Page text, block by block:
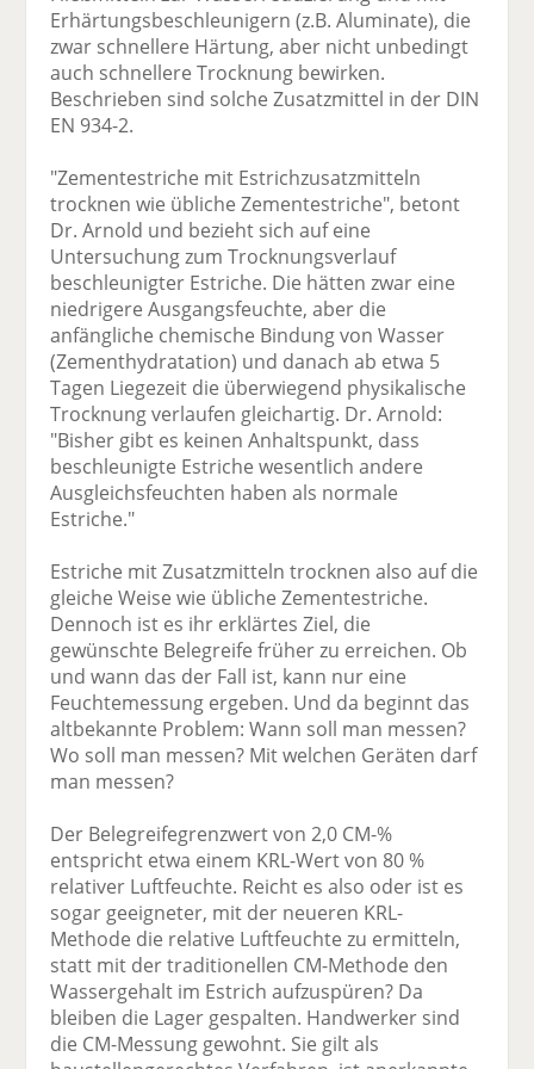
Erhärtungsbeschleunigern (z.B. Aluminate), die
zwar schnellere Härtung, aber nicht unbedingt
auch schnellere Trocknung bewirken.
Beschrieben sind solche Zusatzmittel in der DIN
EN 934-2.
"Zementestriche mit Estrichzusatzmitteln
trocknen wie übliche Zementestriche", betont
Dr. Arnold und bezieht sich auf eine
Untersuchung zum Trocknungsverlauf
beschleunigter Estriche. Die hätten zwar eine
niedrigere Ausgangsfeuchte, aber die
anfängliche chemische Bindung von Wasser
(Zementhydratation) und danach ab etwa 5
Tagen Liegezeit die überwiegend physikalische
Trocknung verlaufen gleichartig. Dr. Arnold:
"Bisher gibt es keinen Anhaltspunkt, dass
beschleunigte Estriche wesentlich andere
Ausgleichsfeuchten haben als normale
Estriche."
Estriche mit Zusatzmitteln trocknen also auf die
gleiche Weise wie übliche Zementestriche.
Dennoch ist es ihr erklärtes Ziel, die
gewünschte Belegreife früher zu erreichen. Ob
und wann das der Fall ist, kann nur eine
Feuchtemessung ergeben. Und da beginnt das
altbekannte Problem: Wann soll man messen?
Wo soll man messen? Mit welchen Geräten darf
man messen?
Der Belegreifegrenzwert von 2,0 CM-%
entspricht etwa einem KRL-Wert von 80 %
relativer Luftfeuchte. Reicht es also oder ist es
sogar geeigneter, mit der neueren KRL-
Methode die relative Luftfeuchte zu ermitteln,
statt mit der traditionellen CM-Methode den
Wassergehalt im Estrich aufzuspüren? Da
bleiben die Lager gespalten. Handwerker sind
die CM-Messung gewohnt. Sie gilt als